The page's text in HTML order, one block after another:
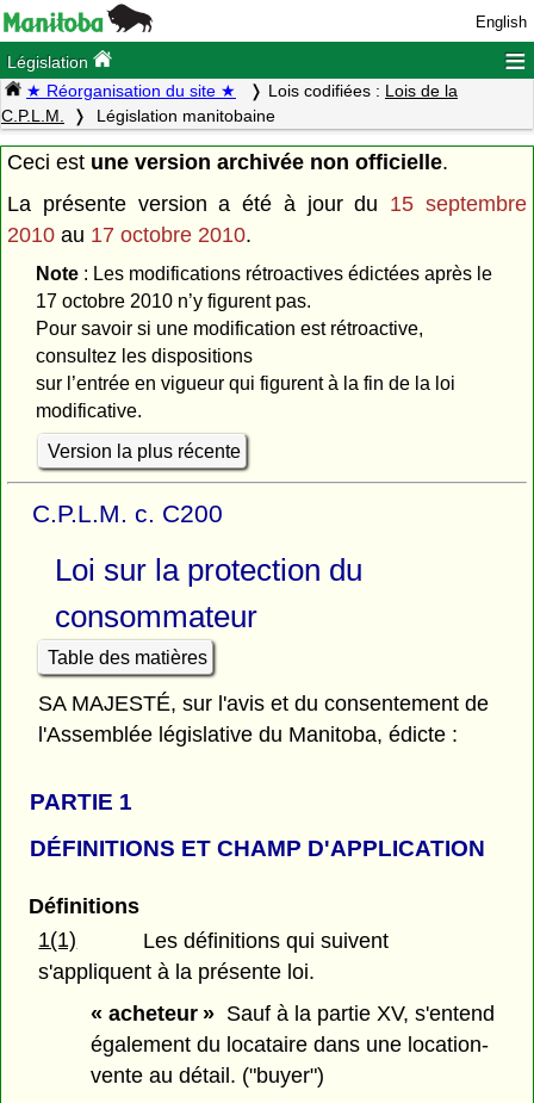
English
Législation ≡
★ Réorganisation du site ★ Lois codifiées : Lois de la
C.P.L.M.
Législation manitobaine
Ceci est une version archivée non officielle.
La présente version a été à jour du 15 septembre
2010 au 17 octobre 2010.
Note: Les modifications rétroactives édictées après le
17 octobre 2010 n’y figurent pas.
Pour savoir si une modification est rétroactive,
consultez les dispositions
sur l’entrée en vigueur qui figurent à la fin de la loi
modificative.
Version la plus récente
C.P.L.M. c. C200
Loi sur la protection du
consommateur
Table des matières
SA MAJESTÉ, sur l'avis et du consentement de
l'Assemblée législative du Manitoba, édicte :
PARTIE 1
DÉFINITIONS ET CHAMP D'APPLICATION
Définitions
1(1)
Les définitions qui suivent
s'appliquent à la présente loi.
« acheteur » Sauf à la partie XV, s'entend
également du locataire dans une location-
vente au détail. ("buyer")